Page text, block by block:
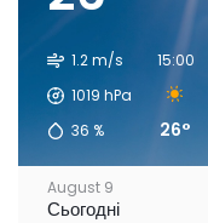
1.2 m/s
1019 hPa
36 %
15:00
26°
August 9
Сьогодні